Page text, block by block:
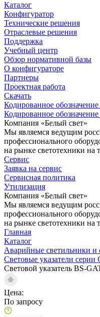
Каталог
Конфигуратор
Технические решения
Отраслевые решения
Поддержка
Учебный центр
Обзор нормативной базы
О конфигураторе
Партнеры
Проектная работа
Скачать
Кодированное
Кодированное обозначение
Компания «Белый свет»
Мы являемся ведущим
профессионального
на рынке светотехники
Сервис
Заявка на сервис
Сервисная политика
Утилизация
Компания «Белый свет»
Мы являемся ведущим
профессионального
на рынке светотехники
Главная
Каталог
Аварийные светильники и
Световые указатели серии
Световой указатель BS-
Цена:
По запросу